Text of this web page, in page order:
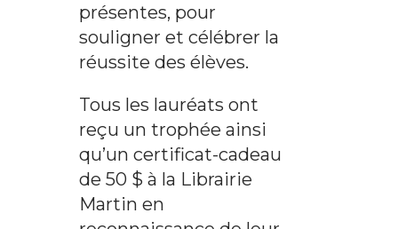
présentes, pour
souligner et célébrer la
réussite des élèves.
Tous les lauréats ont
reçu un trophée ainsi
qu’un certificat-cadeau
de 50 $ à la Librairie
Martin en